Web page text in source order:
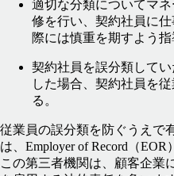
適切な分類についてマ
修を行い、契約社員に
際には慎重を期すよう指
契約社員を誤分類して
した場合、契約社員を
る。
従業員の誤分類を防ぐうえで
は、Employer of Record（EOR
この第三者機関は、顧客企業